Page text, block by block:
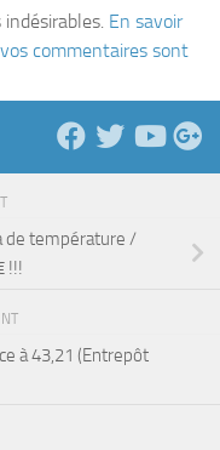
En savoir
commentaires sont
de température /
!!!
à 43,21 (Entrepôt